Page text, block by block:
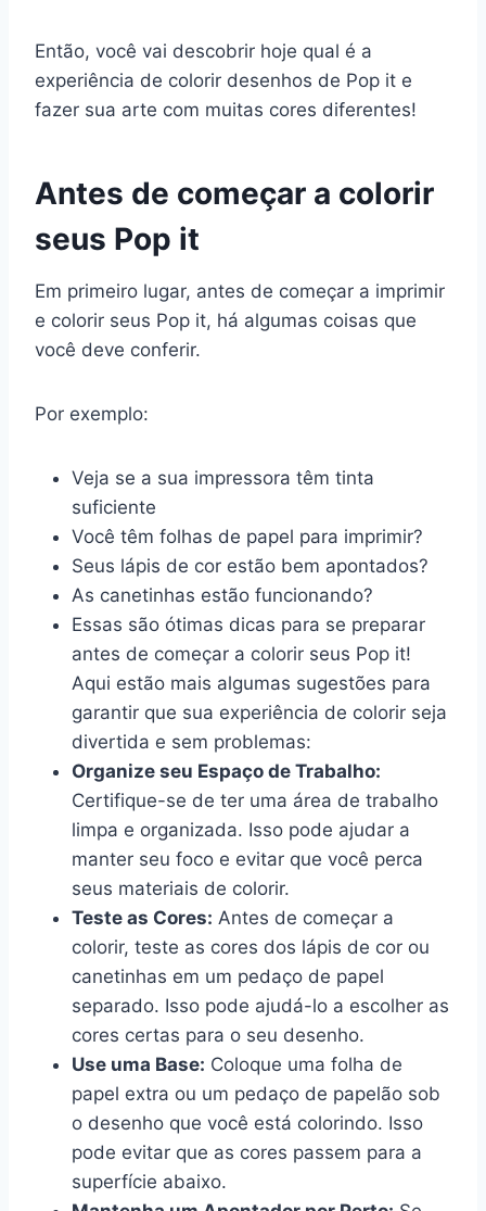
Então, você vai descobrir hoje qual é a
experiência de colorir desenhos de Pop it e
fazer sua arte com muitas cores diferentes!
Antes de começar a colorir
seus Pop it
Em primeiro lugar, antes de começar a imprimir
e colorir seus Pop it, há algumas coisas que
você deve conferir.
Por exemplo:
Veja se a sua impressora têm tinta
suficiente
Você têm folhas de papel para imprimir?
Seus lápis de cor estão bem apontados?
As canetinhas estão funcionando?
Essas são ótimas dicas para se preparar
antes de começar a colorir seus Pop it!
Aqui estão mais algumas sugestões para
garantir que sua experiência de colorir seja
divertida e sem problemas:
Organize seu Espaço de Trabalho:
Certifique-se de ter uma área de trabalho
limpa e organizada. Isso pode ajudar a
manter seu foco e evitar que você perca
seus materiais de colorir.
Teste as Cores: Antes de começar a
colorir, teste as cores dos lápis de cor ou
canetinhas em um pedaço de papel
separado. Isso pode ajudá-lo a escolher as
cores certas para o seu desenho.
Use uma Base: Coloque uma folha de
papel extra ou um pedaço de papelão sob
o desenho que você está colorindo. Isso
pode evitar que as cores passem para a
superfície abaixo.